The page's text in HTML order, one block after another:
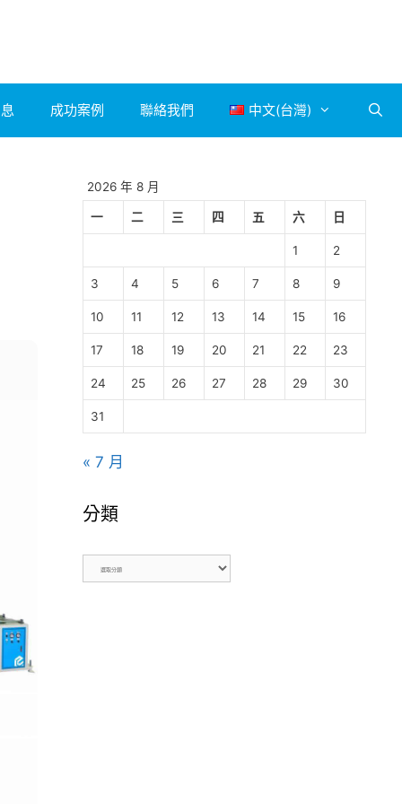
成功案例 聯絡我們 中文(台灣)
2026 年 8 月
一 二 三 四 五 六 日
1 2
3 4 5 6 7 8 9
10 11 12 13 14 15 16
17 18 19 20 21 22 23
24 25 26 27 28 29 30
31
« 7 月
分類